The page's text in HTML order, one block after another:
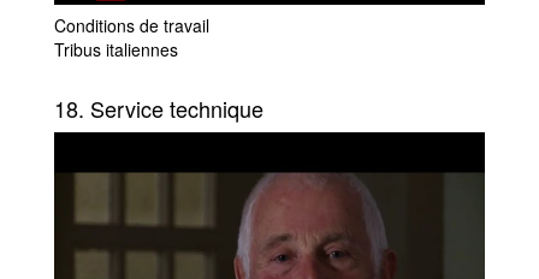
Conditions de travail
Tribus italiennes
18. Service technique